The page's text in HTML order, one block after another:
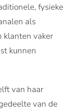
fysieke
als
klanten vaker
kunnen
van haar
van de